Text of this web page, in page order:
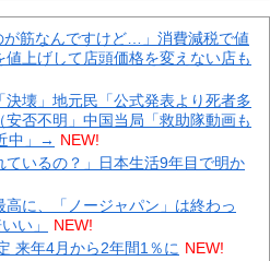
アで見せた生足がエグすぎる 他
がこちらｗｗｗｗｗ 他 NEW!
自分の気持ち悪いツイート聞くや
相手鴨神やんけ 他 NEW!
は何が来る？サマー予想が熱い 他
ニューヨークで知らない人たちの
いなあ。買いに行くか」店員「ほ
かしくね？」←お前らもそう思
が筋なんですけど…」消費減税で値
上げして店頭価格を変えない店も
壊」地元民「公式発表より死者多
否不明」中国当局「救助隊動画も
中」→ NEW!
ているの？」日本生活9年目で明か
に、「ノージャパン」は終わっ
い」
NEW!
来年4月から2年間1％に NEW!